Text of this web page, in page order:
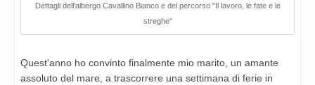
Dettagli dell'albergo Cavallino Bianco e del percorso "Il lavoro, le fate e le
streghe"
Quest'anno ho convinto finalmente mio marito, un amante
assoluto del mare, a trascorrere una settimana di ferie in